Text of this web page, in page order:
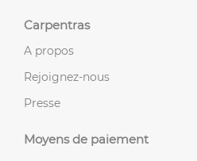
Carpentras
A propos
Rejoignez-nous
Presse
Moyens de paiement